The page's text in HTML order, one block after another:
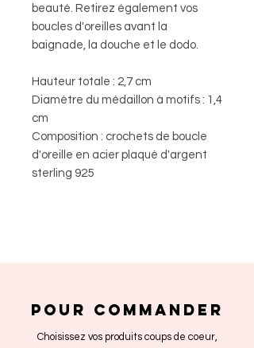
beauté. Retirez également vos
boucles d'oreilles avant la
baignade, la douche et le dodo.
Hauteur totale : 2,7 cm
Diamètre du médaillon à motifs : 1,4
cm
Composition : crochets de boucle
d'oreille en acier plaqué d'argent
sterling 925
POUR COMMANDER
Choisissez vos produits coups de coeur,